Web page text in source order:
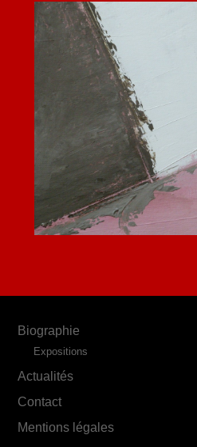
Biographie
Expositions
Actualités
Contact
Mentions légales